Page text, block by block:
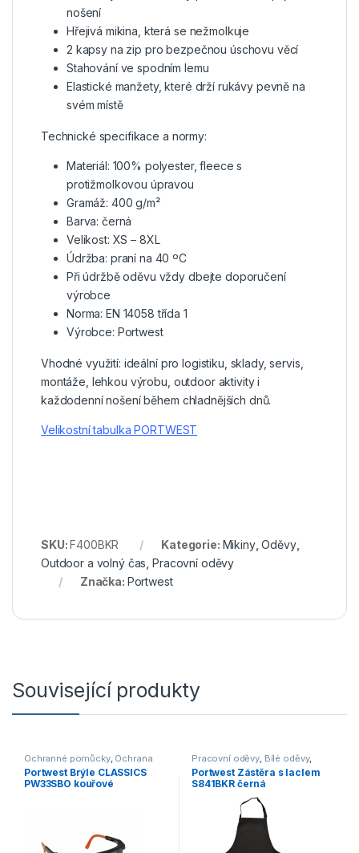
nošení
Hřejivá mikina, která se nežmolkuje
2 kapsy na zip pro bezpečnou úschovu věcí
Stahování ve spodním lemu
Elastické manžety, které drží rukávy pevně na
svém místě
Technické specifikace a normy:
Materiál: 100% polyester, fleece s
protižmolkovou úpravou
Gramáž: 400 g/m²
Barva: černá
Velikost: XS – 8XL
Údržba: praní na 40 ºC
Při údržbě oděvu vždy dbejte doporučení
výrobce
Norma: EN 14058 třída 1
Výrobce: Portwest
Vhodné využití: ideální pro logistiku, sklady, servis,
montáže, lehkou výrobu, outdoor aktivity i
každodenní nošení během chladnějších dnů.
Velikostní tabulka PORTWEST
SKU:F400BKR Kategorie: Mikiny,Oděvy,
Outdoor a volný čas ,Pracovní oděvy
Značka: Portwest
Související produkty
Ochranné pomůcky, Ochrana
zraku
Portwest Brýle CLASSICS
PW33SBO kouřové
Pracovní oděvy Bílé oděvy,
Gastronomie
Portwest Zástěra s laclem
S841BKR černá